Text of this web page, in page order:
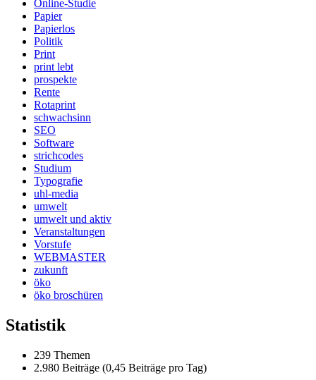
Online-Studie
Papier
Papierlos
Politik
Print
print lebt
prospekte
Rente
Rotaprint
schwachsinn
SEO
Software
strichcodes
Studium
Typografie
uhl-media
umwelt
umwelt und aktiv
Veranstaltungen
Vorstufe
WEBMASTER
zukunft
öko
öko broschüren
Statistik
239 Themen
2.980 Beiträge (0,45 Beiträge pro Tag)